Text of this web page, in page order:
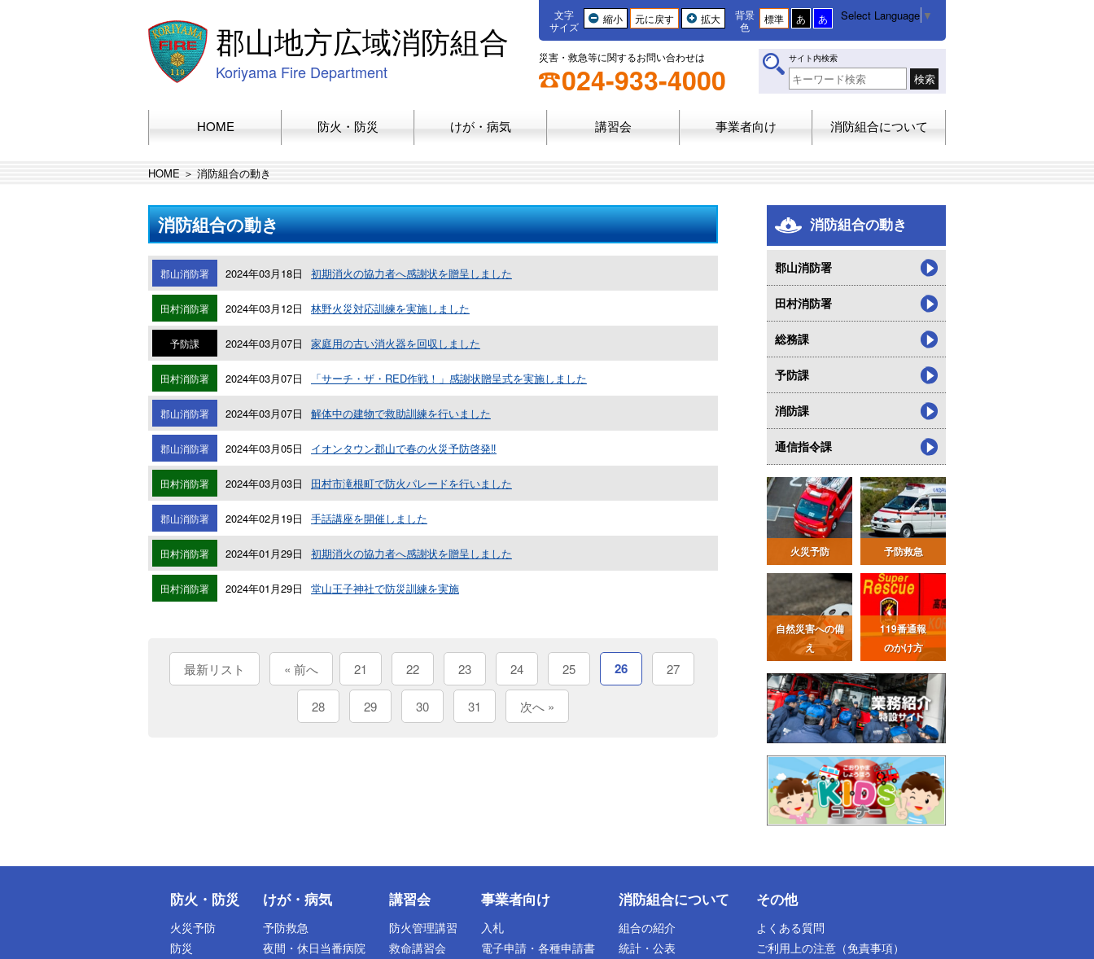
文字
サイズ
縮小 元に戻す 拡大
背景
色
標準 あ あ Select Language ▼
サイト内検索
災害・救急等に関するお問い合わせは
024-933-4000
郡山地方広域消防組合
Koriyama Fire Department
HOME 防火・防災 けが・病気 講習会 事業者向け 消防組合について
HOME ＞ 消防組合の動き
消防組合の動き
郡山消防署 2024年03月18日 初期消火の協力者へ感謝状を贈呈しました
田村消防署 2024年03月12日 林野火災対応訓練を実施しました
予防課 2024年03月07日 家庭用の古い消火器を回収しました
田村消防署 2024年03月07日 「サーチ・ザ・RED作戦！」感謝状贈呈式を実施しました
郡山消防署 2024年03月07日 解体中の建物で救助訓練を行いました
郡山消防署 2024年03月05日 イオンタウン郡山で春の火災予防啓発‼
田村消防署 2024年03月03日 田村市滝根町で防火パレードを行いました
郡山消防署 2024年02月19日 手話講座を開催しました
田村消防署 2024年01月29日 初期消火の協力者へ感謝状を贈呈しました
田村消防署 2024年01月29日 堂山王子神社で防災訓練を実施
最新リスト « 前へ 21 22 23 24 25 26 27
28 29 30 31 次へ »
消防組合の動き
郡山消防署
田村消防署
総務課
予防課
消防課
通信指令課
火災予防 予防救急
自然災害への備
え
119番通報
のかけ方
防火・防災
火災予防
防災
けが・病気
予防救急
夜間・休日当番病院
講習会
防火管理講習
救命講習会
事業者向け
入札
電子申請・各種申請書
消防組合について
組合の紹介
統計・公表
その他
よくある質問
ご利用上の注意（免責事項）